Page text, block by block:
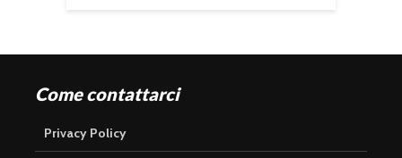
Come contattarci
Privacy Policy